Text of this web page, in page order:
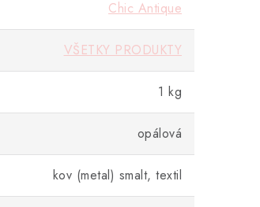
Chic Antique
VŠETKY PRODUKTY
1 kg
opálová
kov (metal) smalt, textil